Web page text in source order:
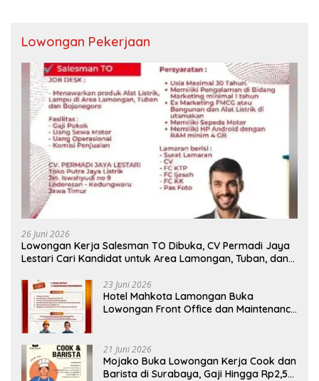
Lowongan Pekerjaan
26 Juni 2026
Lowongan Kerja Salesman TO Dibuka, CV Permadi Jaya
Lestari Cari Kandidat untuk Area Lamongan, Tuban, dan
23 Juni 2026
Hotel Mahkota Lamongan Buka
Lowongan Front Office dan Maintenance
21 Juni 2026
Mojako Buka Lowongan Kerja Cook dan
Barista di Surabaya, Gaji Hingga Rp2,5